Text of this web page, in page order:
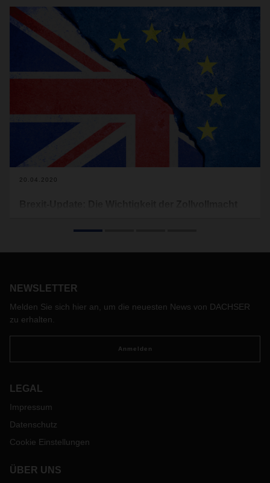
20.04.2020
voranzutreiben. Bisher steht das Ende der Übergangsphase
weiterhin auf diesen Termin vor.
notwendige Zollvollmacht zu übermitteln.
Sollten Sie Fragen haben, wenden Sie sich bitte an Ihren
zuständigen Ansprechpartner der jeweiligen DACHSER
NEWSLETTER
Melden Sie sich hier an, um die neuesten News von DACHSER
zu erhalten.
Anmelden
LEGAL
Impressum
Datenschutz
Cookie Einstellungen
ÜBER UNS